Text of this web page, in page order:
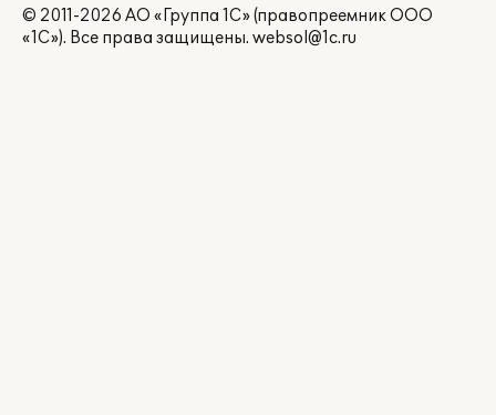
© 2011-2026 АО «Группа 1С» (правопреемник ООО
«1С»). Все права защищены. websol@1c.ru